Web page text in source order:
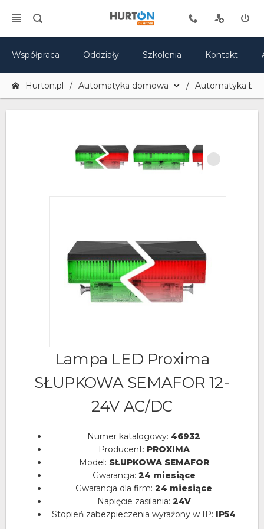
Współpraca Oddziały Szkolenia Kontakt
Hurton.pl Automatyka domowa Automatyka
Lampa LED Proxima
SŁUPKOWA SEMAFOR 12-
24V AC/DC
Numer katalogowy: 46932
Producent: PROXIMA
Model: SŁUPKOWA SEMAFOR
Gwarancja: 24 miesiące
Gwarancja dla firm: 24 miesiące
Napięcie zasilania: 24V
Stopień zabezpieczenia wyrażony w IP: IP54